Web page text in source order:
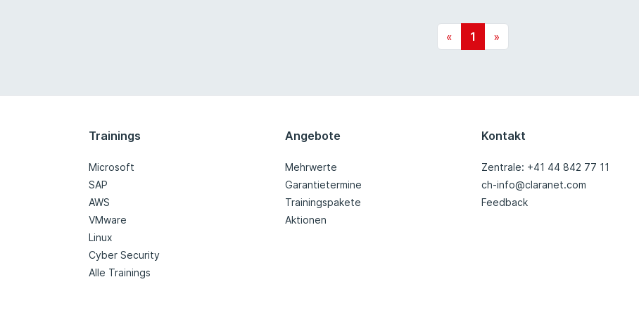
« 1 »
Trainings
Microsoft
SAP
AWS
VMware
Linux
Cyber Security
Alle Trainings
Angebote
Mehrwerte
Garantietermine
Trainingspakete
Aktionen
Kontakt
Zentrale: +41 44 842 77 11
ch-info@claranet.com
Feedback